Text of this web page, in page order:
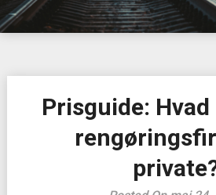
Prisguide: